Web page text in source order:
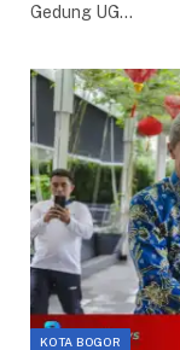
Gedung UG…
KOTA BOGOR